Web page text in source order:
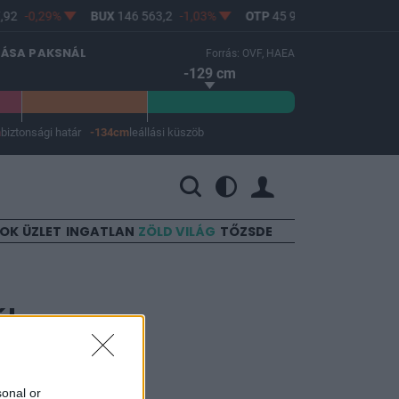
or
-0,29% BUX146 563,2 -1,03% OTP 45 900
PAKSNÁL Forrás: OVF, HAEA
-129 cm
biztonsági határ -134cm leállási küszöb
ÜZLET INGATLAN ZÖLD VILÁG TŐZSDE
a